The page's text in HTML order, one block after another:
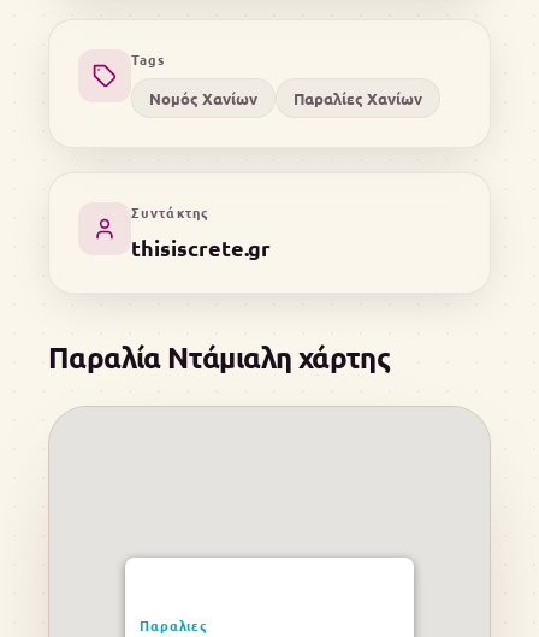
Tags
Νομός Χανίων Παραλίες Χανίων
Συντάκτης
thisiscrete.gr
Παραλία Ντάμιαλη χάρτης
Παραλιες